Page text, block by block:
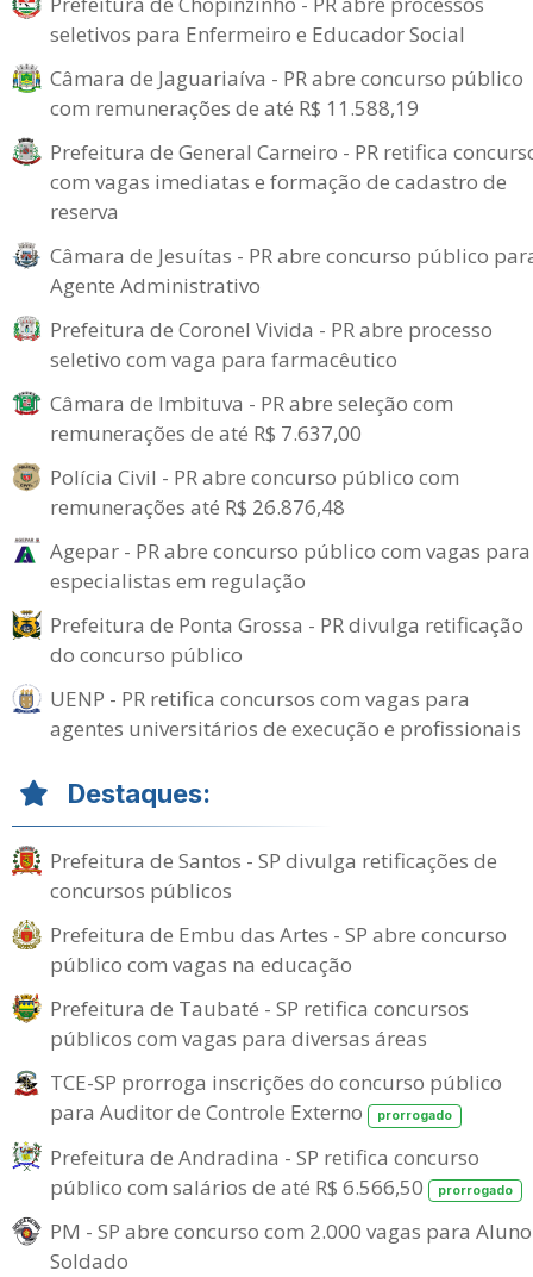
seletivos para Enfermeiro e Educador Social
Câmara de Jaguariaíva - PR abre concurso público
com remunerações de até R$ 11.588,19
Prefeitura de General Carneiro - PR retifica
com vagas imediatas e formação de cadastro de
reserva
Câmara de Jesuítas - PR abre concurso público
Agente Administrativo
Prefeitura de Coronel Vivida - PR abre processo
seletivo com vaga para farmacêutico
Câmara de Imbituva - PR abre seleção com
remunerações de até R$ 7.637,00
Polícia Civil - PR abre concurso público com
remunerações até R$ 26.876,48
Agepar - PR abre concurso público com vagas para
especialistas em regulação
Prefeitura de Ponta Grossa - PR divulga retificação
do concurso público
UENP - PR retifica concursos com vagas para
agentes universitários de execução e profissionais
Destaques:
Prefeitura de Santos - SP divulga retificações de
concursos públicos
Prefeitura de Embu das Artes - SP abre concurso
público com vagas na educação
Prefeitura de Taubaté - SP retifica concursos
públicos com vagas para diversas áreas
TCE-SP prorroga inscrições do concurso público
para Auditor de Controle Externo
prorrogado
Prefeitura de Andradina - SP retifica concurso
público com salários de até R$ 6.566,50
prorrogado
PM - SP abre concurso com 2.000 vagas para
Soldado